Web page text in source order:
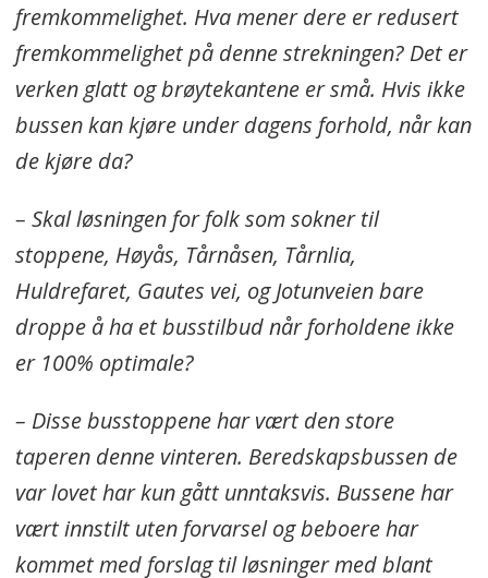
fremkommelighet. Hva mener dere er redusert
fremkommelighet på denne strekningen? Det er
verken glatt og brøytekantene er små. Hvis ikke
bussen kan kjøre under dagens forhold, når kan
de kjøre da?
– Skal løsningen for folk som sokner til
stoppene, Høyås, Tårnåsen, Tårnlia,
Huldrefaret, Gautes vei, og Jotunveien bare
droppe å ha et busstilbud når forholdene ikke
er 100% optimale?
– Disse busstoppene har vært den store
taperen denne vinteren. Beredskapsbussen de
var lovet har kun gått unntaksvis. Bussene har
vært innstilt uten forvarsel og beboere har
kommet med forslag til løsninger med blant